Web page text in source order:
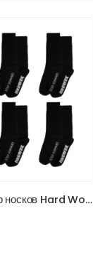
Набор из 6 пар носков Hard Work Black